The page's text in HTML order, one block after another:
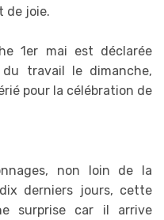
de joie.
1er mai est déclarée
travail le dimanche,
pour la célébration de
non loin de la
derniers jours, cette
surprise car il arrive